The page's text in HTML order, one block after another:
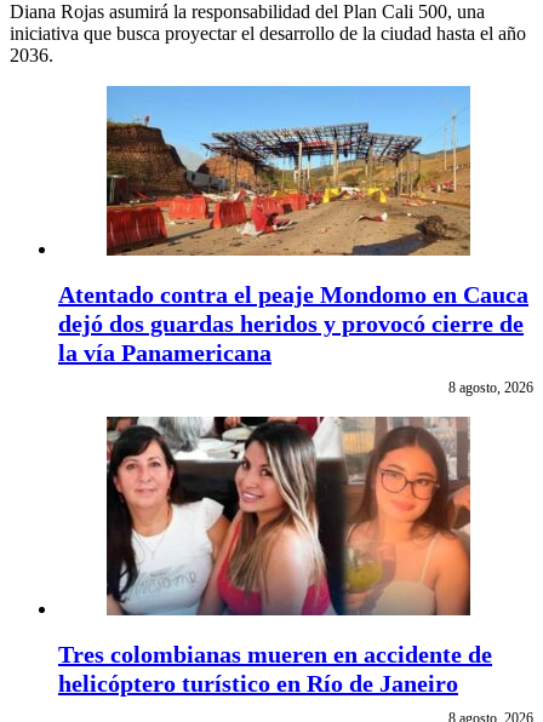
Diana Rojas asumirá la responsabilidad del Plan Cali 500, una
iniciativa que busca proyectar el desarrollo de la ciudad hasta el año
2036.
Atentado contra el peaje Mondomo en Cauca
dejó dos guardas heridos y provocó cierre de
la vía Panamericana
8 agosto, 2026
Tres colombianas mueren en accidente de
helicóptero turístico en Río de Janeiro
8 agosto, 2026